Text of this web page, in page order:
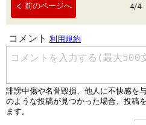
前のページへ 4/4